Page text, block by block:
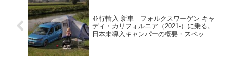
並行輸入 新車｜フォルクスワーゲン キャ
ディ・カリフォルニア（2021-）に乗る。
日本未導入キャンパーの概要・スペッ